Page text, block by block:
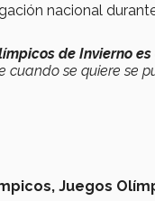
nacional
de Invierno
se quiere se
Juegos